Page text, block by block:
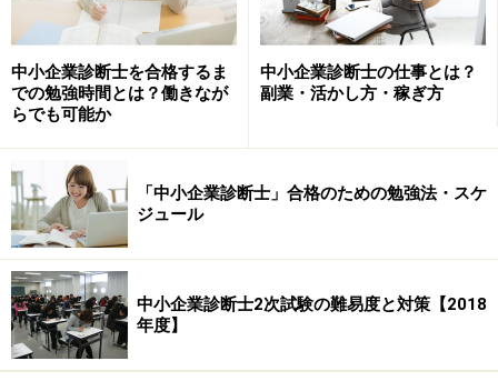
２次筆記試験は、ミスを連発しなければ合
格する
２次筆記試験は、４科目のペーパーコンサルティング試
験です。合格基準は、単純計算すると60点×４科目＝240
点で、加えて１科目も40点未満を取らないことです。
ただし、２次筆記試験はマークシート方式で正解が公表
される１次試験とは異なり、正解も公表されないため、
採点基準などが不明確です。したがって、各科目で60点
を目指したり、総得点で240点以上を狙ったりするのは
中小企業診断士を合格するま
での勉強時間とは？働きなが
らでも可能か
中小企業診断士の仕事とは？
副業・活かし方・稼ぎ方
「中小企業診断士」合格のための勉強法・スケ
ジュール
中小企業診断士2次試験の難易度と対策【2018
年度】